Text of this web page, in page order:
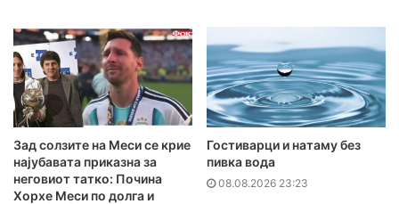
Зад солзите на Меси се крие
најубавата приказна за
неговиот татко: Почина
Хорхе Меси по долга и
Гостиварци и натаму без
пивка вода
08.08.2026 23:23